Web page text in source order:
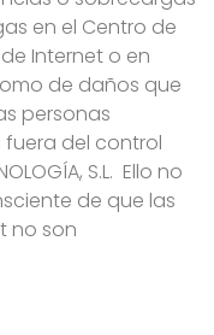
en el Centro de
Internet o en
de daños que
personas
fuera del control
S.L. Ello no
de que las
no son